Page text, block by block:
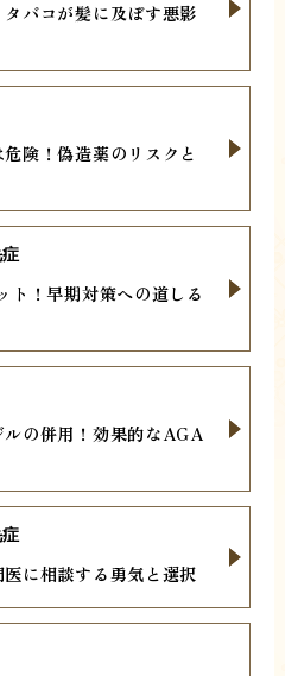
バコが髪に及ぼす悪影
険！偽造薬のリスクと
ト！早期対策への道しる
症
の併用！効果的なAGA
に相談する勇気と選択
症